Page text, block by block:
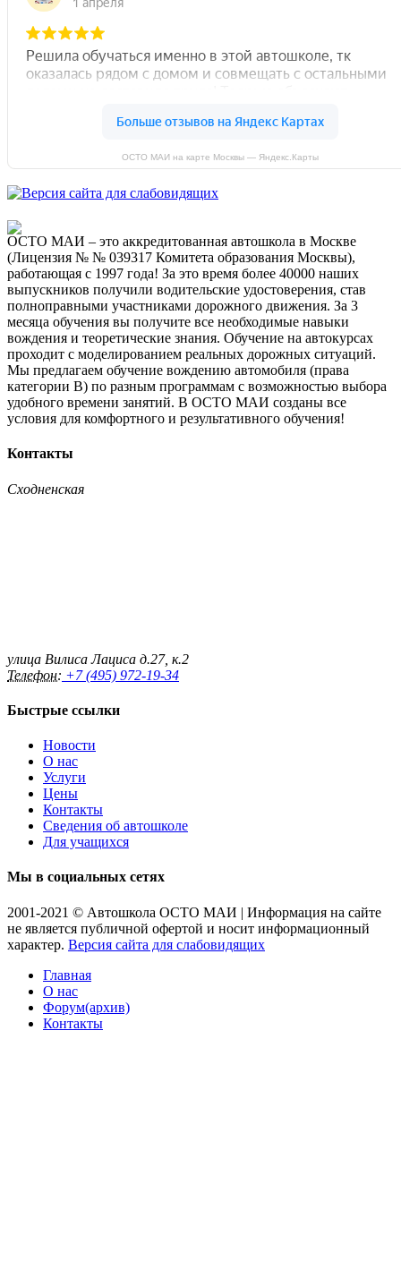
ОСТО МАИ на карте Москвы — Яндекс.Карты
ОСТО МАИ – это аккредитованная автошкола в Москве
(Лицензия № № 039317 Комитета образования Москвы),
работающая с 1997 года! За это время более 40000 наших
выпускников получили водительские удостоверения, став
полноправными участниками дорожного движения. За 3
месяца обучения вы получите все необходимые навыки
вождения и теоретические знания. Обучение на автокурсах
проходит с моделированием реальных дорожных ситуаций.
Мы предлагаем обучение вождению автомобиля (права
категории B) по разным программам с возможностью выбора
удобного времени занятий. В ОСТО МАИ созданы все
условия для комфортного и результативного обучения!
Контакты
Сходненская
улица Вилиса Лациса д.27, к.2
Телефон: +7 (495) 972-19-34
Быстрые ссылки
Новости
О нас
Услуги
Цены
Контакты
Сведения об автошколе
Для учащихся
Мы в социальных сетях
2001-2021 © Автошкола ОСТО МАИ | Информация на сайте
не является публичной офертой и носит информационный
характер. Версия сайта для слабовидящих
Главная
О нас
Форум(архив)
Контакты